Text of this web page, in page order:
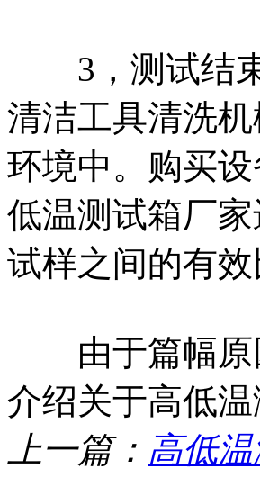
3，测试结束
清洁工具清洗
环境中。购买
低温测试箱厂
试样之间的有效
由于篇幅原
介绍关于高低
上一篇： 高低